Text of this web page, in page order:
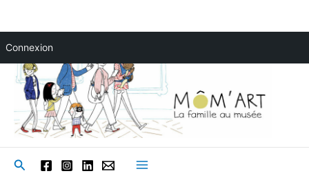
Connexion
contenu
Rechercher